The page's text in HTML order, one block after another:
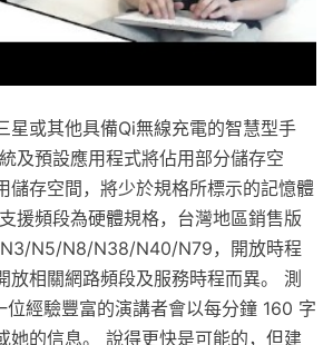
星或其他具備Qi無線充電的智慧型手
及預設應用程式將佔用部分儲存空
儲存空間，將少於規格所標示的記憶體
援頻段為硬體規格，台灣地區銷售版
N5/N8/N38/N40/N79，開放時程
放相關網路頻段及服務時程而異。 測
經驗豐富的演講者會以每分鐘 160 字
她的信息。 說得更快是可能的，但建